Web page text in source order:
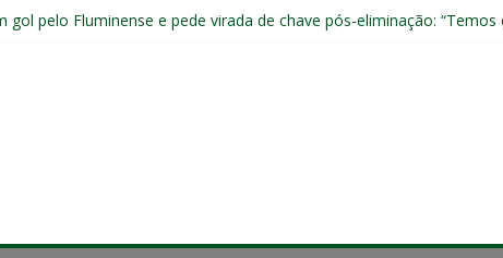
gol pelo Fluminense e pede virada de chave pós-eliminação: “Temos
do Fluminense contra o Botafogo e mira decisão: “Terça-feira é o
empata com o Botafogo no Nilton Santos